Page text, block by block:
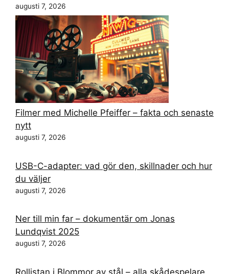
augusti 7, 2026
Filmer med Michelle Pfeiffer – fakta och senaste
nytt
augusti 7, 2026
USB-C-adapter: vad gör den, skillnader och hur
du väljer
augusti 7, 2026
Ner till min far – dokumentär om Jonas
Lundqvist 2025
augusti 7, 2026
Rollistan i Blommor av stål – alla skådespelare